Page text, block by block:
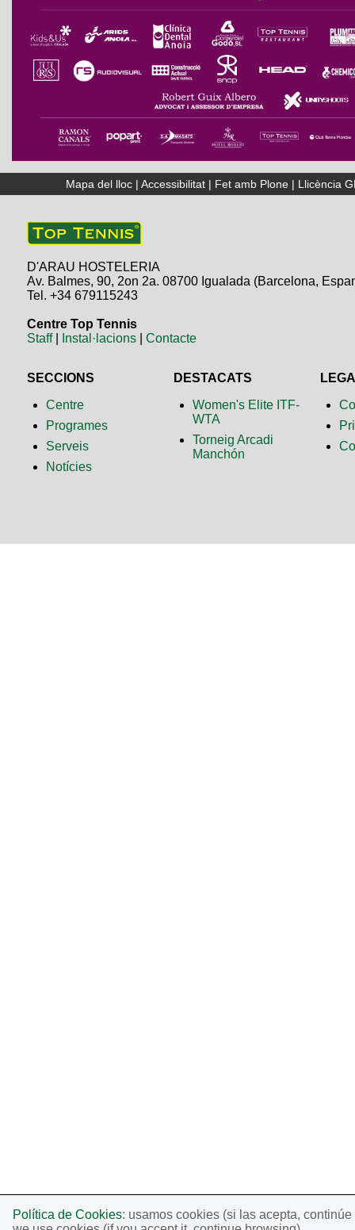
Mapa del lloc| Accessibilitat| Fet amb Plone| Llicència
D'ARAU HOSTELERIA
Av. Balmes, 90, 2on 2a. 08700 Igualada (Barcelona,
Tel. +34 679115243
Centre Top Tennis
Staff| Instal·lacions |Contacte
SECCIONS
Centre
Programes
Serveis
Notícies
DESTACATS
Women's Elite ITF-
WTA
Torneig Arcadi
Manchón
Política de Cookies: usamos cookies (si las acepta,